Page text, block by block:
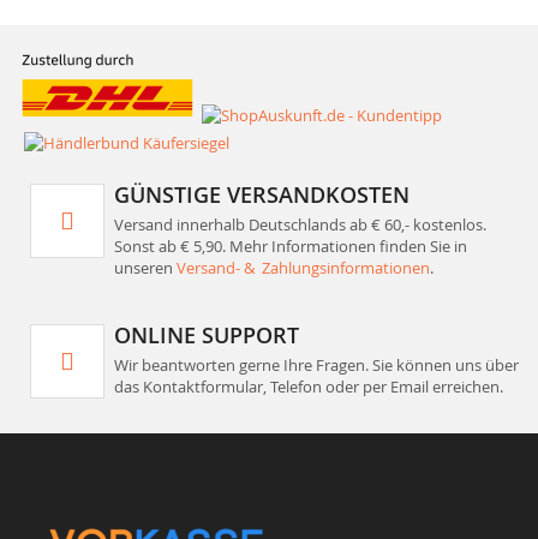
GÜNSTIGE VERSANDKOSTEN
Versand innerhalb Deutschlands ab € 60,- kostenlos.
Sonst ab € 5,90. Mehr Informationen finden Sie in
unseren Versand- & Zahlungsinformationen.
ONLINE SUPPORT
Wir beantworten gerne Ihre Fragen. Sie können uns über
das Kontaktformular, Telefon oder per Email erreichen.